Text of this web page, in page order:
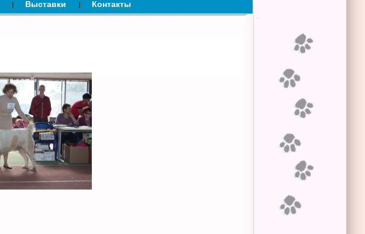
Выставки Контакты